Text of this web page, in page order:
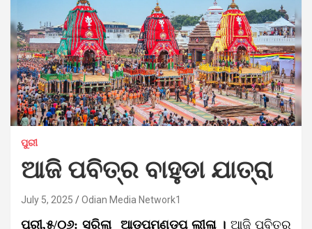
ପୁରୀ
ଆଜି ପବିତ୍ର ବାହୁଡା ଯାତ୍ରା
July 5, 2025 Odian Media Network1
ପୁରୀ,୫/୦୬: ସରିଲା ଆଡ଼ପମଣ୍ଡପ ଲୀଳା । ଆଜି ପବିତ୍ର